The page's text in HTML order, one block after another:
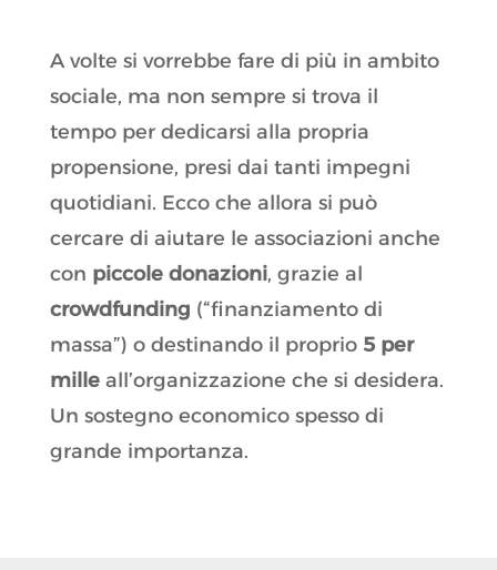
A volte si vorrebbe fare di più in ambito
sociale, ma non sempre si trova il
tempo per dedicarsi alla propria
propensione, presi dai tanti impegni
quotidiani. Ecco che allora si può
cercare di aiutare le associazioni anche
con piccole donazioni, grazie al
crowdfunding (“finanziamento di
massa”) o destinando il proprio 5 per
milleall’organizzazione che si desidera.
Un sostegno economico spesso di
grande importanza.